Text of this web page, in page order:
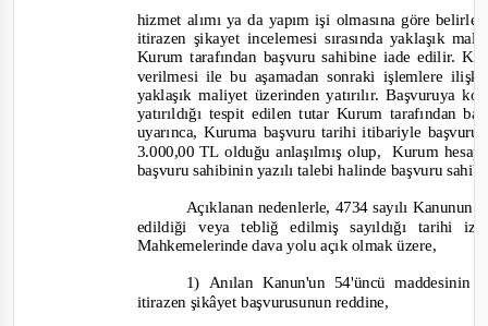
hizmet alımı ya da yapım işi olmasına göre
itirazen şikayet incelemesi sırasında yaklaşık
Kurum tarafından başvuru sahibine iade edilir.
verilmesi ile bu aşamadan sonraki işlemlere
yaklaşık maliyet üzerinden yatırılır. Başvuruya
yatırıldığı tespit edilen tutar Kurum tarafından
uyarınca, Kuruma başvuru tarihi itibariyle başvuru
3.000,00 TL olduğu anlaşılmış olup,
Kurum
başvuru sahibinin yazılı talebi halinde başvuru
Açıklanan nedenlerle, 4734 sayılı
edildiği veya tebliğ edilmiş sayıldığı tarihi
Mahkemelerinde dava yolu açık olmak üzere,
1) Anılan Kanun'un 54'üncü
itirazen şikâyet başvurusunun reddine,